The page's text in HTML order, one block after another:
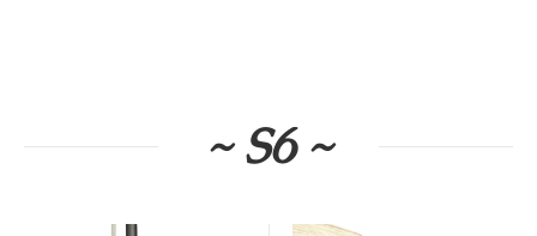
~ S6 ~